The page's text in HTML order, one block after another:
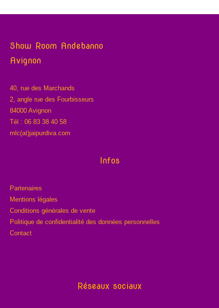
Show Room Andebanno
Avignon
40, rue des Marchands
2, angle rue des Fourbisseurs
84000 Avignon
Tél : 06 83 38 40 58
mlc(at)jaipurdiva.com
Infos
Partenaires
Mentions légales
Conditions générales de vente
Politique de confidentialité des données personnelles
Contact
Réseaux sociaux